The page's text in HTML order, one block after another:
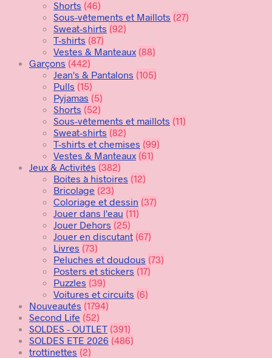
Shorts (46)
Sous-vêtements et Maillots (27)
Sweat-shirts (92)
T-shirts (87)
Vestes & Manteaux (88)
Garçons (442)
Jean's & Pantalons (105)
Pulls (15)
Pyjamas (5)
Shorts (52)
Sous-vêtements et maillots (11)
Sweat-shirts (82)
T-shirts et chemises (99)
Vestes & Manteaux (61)
Jeux & Activités (382)
Boites à histoires (12)
Bricolage (23)
Coloriage et dessin (37)
Jouer dans l'eau (11)
Jouer Dehors (25)
Jouer en discutant (67)
Livres (73)
Peluches et doudous (73)
Posters et stickers (17)
Puzzles (39)
Voitures et circuits (6)
Nouveautés (1794)
Second Life (52)
SOLDES - OUTLET (391)
SOLDES ETE 2026 (486)
trottinettes (2)